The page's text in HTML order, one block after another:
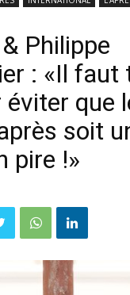
Philippe
: «Il faut
que
soit
pire !»